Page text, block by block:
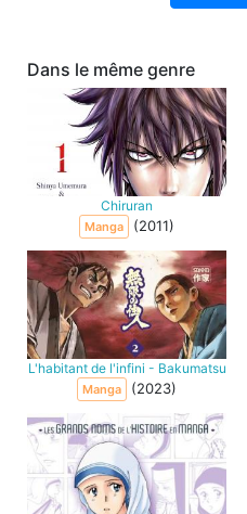
Dans le même genre
Chiruran
Manga (2011)
L'habitant de l'infini - Bakumatsu
Manga (2023)